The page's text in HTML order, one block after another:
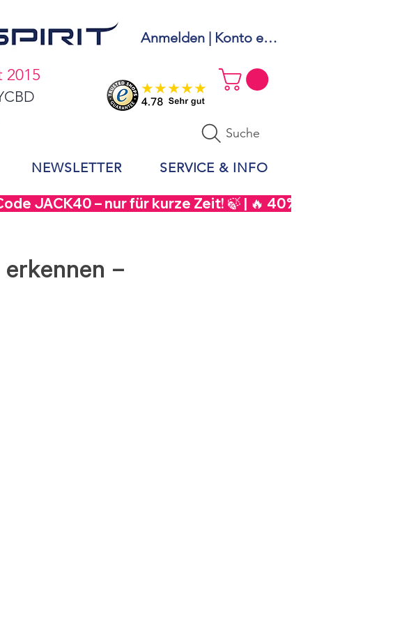
Anmelden | Konto erstellen
2015
Suche
NEWSLETTER SERVICE & INFO
JACK40 – nur für kurze Zeit! 🍃 | 🔥 40% Rabatt auf
–